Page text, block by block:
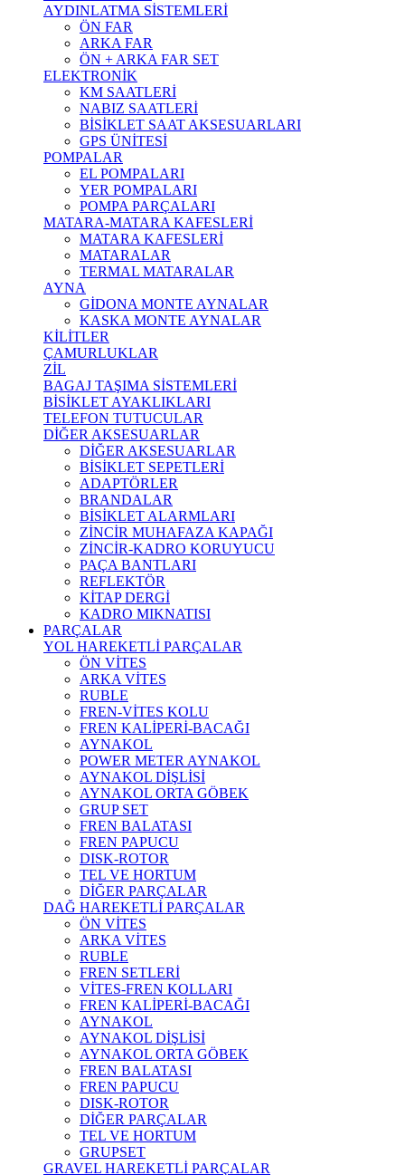
AYDINLATMA SİSTEMLERİ
ÖN FAR
ARKA FAR
ÖN + ARKA FAR SET
ELEKTRONİK
KM SAATLERİ
NABIZ SAATLERİ
BİSİKLET SAAT AKSESUARLARI
GPS ÜNİTESİ
POMPALAR
EL POMPALARI
YER POMPALARI
POMPA PARÇALARI
MATARA-MATARA KAFESLERİ
MATARA KAFESLERİ
MATARALAR
TERMAL MATARALAR
AYNA
GİDONA MONTE AYNALAR
KASKA MONTE AYNALAR
KİLİTLER
ÇAMURLUKLAR
ZİL
BAGAJ TAŞIMA SİSTEMLERİ
BİSİKLET AYAKLIKLARI
TELEFON TUTUCULAR
DİĞER AKSESUARLAR
DİĞER AKSESUARLAR
BİSİKLET SEPETLERİ
ADAPTÖRLER
BRANDALAR
BİSİKLET ALARMLARI
ZİNCİR MUHAFAZA KAPAĞI
ZİNCİR-KADRO KORUYUCU
PAÇA BANTLARI
REFLEKTÖR
KİTAP DERGİ
KADRO MIKNATISI
PARÇALAR
YOL HAREKETLİ PARÇALAR
ÖN VİTES
ARKA VİTES
RUBLE
FREN-VİTES KOLU
FREN KALİPERİ-BACAĞI
AYNAKOL
POWER METER AYNAKOL
AYNAKOL DİŞLİSİ
AYNAKOL ORTA GÖBEK
GRUP SET
FREN BALATASI
FREN PAPUCU
DISK-ROTOR
TEL VE HORTUM
DİĞER PARÇALAR
DAĞ HAREKETLİ PARÇALAR
ÖN VİTES
ARKA VİTES
RUBLE
FREN SETLERİ
VİTES-FREN KOLLARI
FREN KALİPERİ-BACAĞI
AYNAKOL
AYNAKOL DİŞLİSİ
AYNAKOL ORTA GÖBEK
FREN BALATASI
FREN PAPUCU
DISK-ROTOR
DİĞER PARÇALAR
TEL VE HORTUM
GRUPSET
GRAVEL HAREKETLİ PARÇALAR